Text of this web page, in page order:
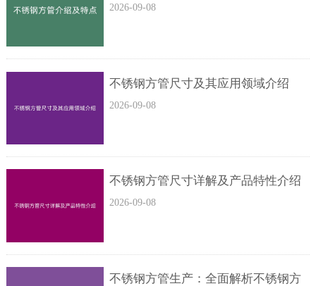
2026-09-08
不锈钢方管尺寸及其应用领域介绍
2026-09-08
不锈钢方管尺寸详解及产品特性介绍
2026-09-08
不锈钢方管生产：全面解析不锈钢方